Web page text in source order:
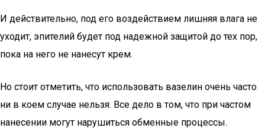
И действительно, под его воздействием лишняя влага не
уходит, эпителий будет под надежной защитой до тех пор,
пока на него не нанесут крем.
Но стоит отметить, что использовать вазелин очень часто
ни в коем случае нельзя. Все дело в том, что при частом
нанесении могут нарушиться обменные процессы.